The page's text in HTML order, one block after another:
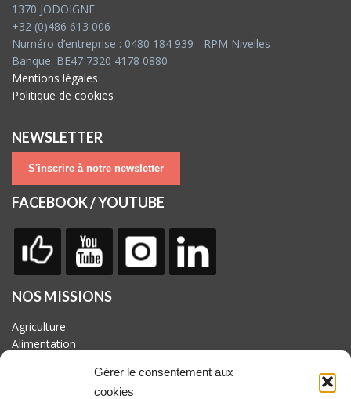
Gérer le consentement aux
cookies
1370 JODOIGNE
+32 (0)486 613 006
Numéro d’entreprise : 0480 184 939 - RPM Nivelles
Banque: BE47 7320 4178 0880
Mentions légales
Politique de cookies
NEWSLETTER
S'inscrire à notre newsletter
FACEBOOK / YOUTUBE
NOS MISSIONS
Agriculture
Alimentation